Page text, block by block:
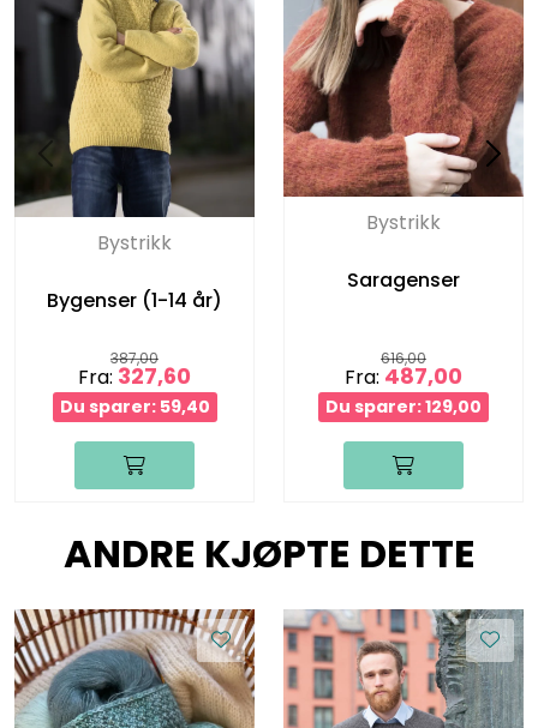
Bystrikk
Bygenser (1-14 år)
387,00
Fra: 327,60
Du sparer: 59,40
Bystrikk
Saragenser
616,00
Fra: 487,00
Du sparer: 129,00
ANDRE KJØPTE DETTE